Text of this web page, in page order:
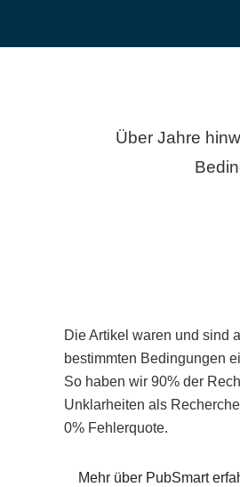
Über Jahre
Die Artikel waren und sind
bestimmten Bedingungen
So haben wir 90% der
Unklarheiten als
0% Fehlerquote.
Mehr über PubSmart